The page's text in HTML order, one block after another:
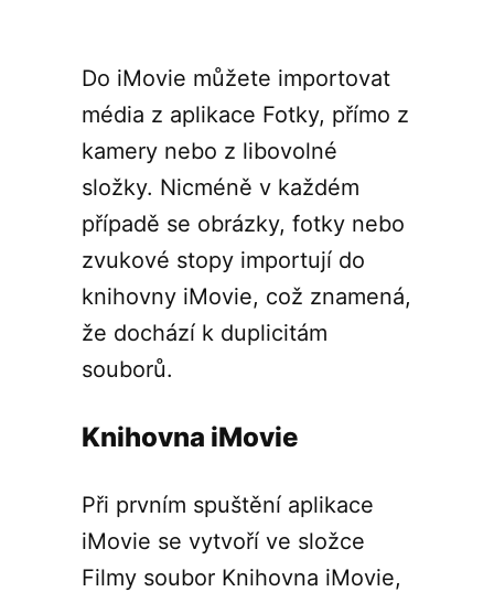
Do iMovie můžete importovat
média z aplikace Fotky, přímo z
kamery nebo z libovolné
složky. Nicméně v každém
případě se obrázky, fotky nebo
zvukové stopy importují do
knihovny iMovie, což znamená,
že dochází k duplicitám
souborů.
Knihovna iMovie
Při prvním spuštění aplikace
iMovie se vytvoří ve složce
Filmy soubor Knihovna iMovie,